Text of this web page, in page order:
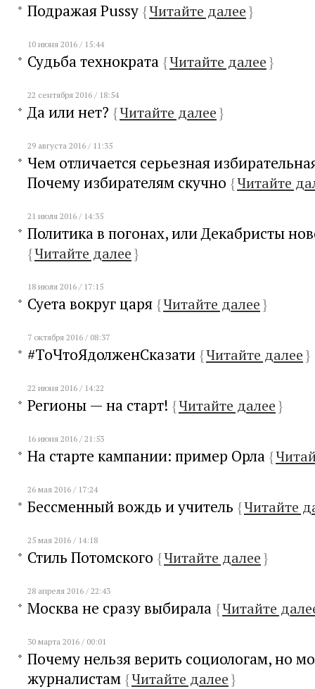
Подражая Pussy {Читайте далее}
10 июня 2016 / 15:44
Судьба технократа {Читайте далее}
22 сентября 2016 / 18:54
Да или нет? {Читайте далее}
29 августа 2016 / 11:35
Чем отличается серьезная
Почему избирателям скучно {Читайте
21 июля 2016 / 14:35
Политика в погонах, или Декабристы
{Читайте далее}
18 июля 2016 / 17:15
Суета вокруг царя {Читайте далее}
7 октября 2016 / 08:37
#ТоЧтоЯдолженСказати {Читайте далее}
22 июня 2016 / 14:22
Регионы — на старт! {Читайте далее}
16 июня 2016 / 21:53
На старте кампании: пример Орла {
26 мая 2016 / 17:24
Бессменный вождь и учитель {Читайте
25 мая 2016 / 14:18
Стиль Потомского {Читайте далее}
28 апреля 2016 / 22:43
Москва не сразу выбирала {Читайте
30 марта 2016 / 00:01
Почему нельзя верить социологам, но
журналистам {Читайте далее}